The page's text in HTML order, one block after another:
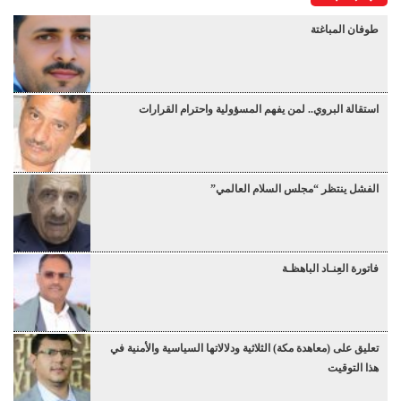
طوفان المباغتة
استقالة البروي.. لمن يفهم المسؤولية واحترام القرارات
الفشل ينتظر “مجلس السلام العالمي”
فاتورة العِنـاد الباهظـة
تعليق على (معاهدة مكة) الثلاثية ودلالاتها السياسية والأمنية في
هذا التوقيت